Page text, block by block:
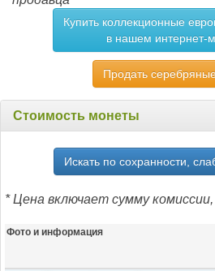
Купить коллекционные
в нашем интернет-
Продать
Стоимость монеты
Искать по сохранности,
* Цена включает сумму
Фото и информация